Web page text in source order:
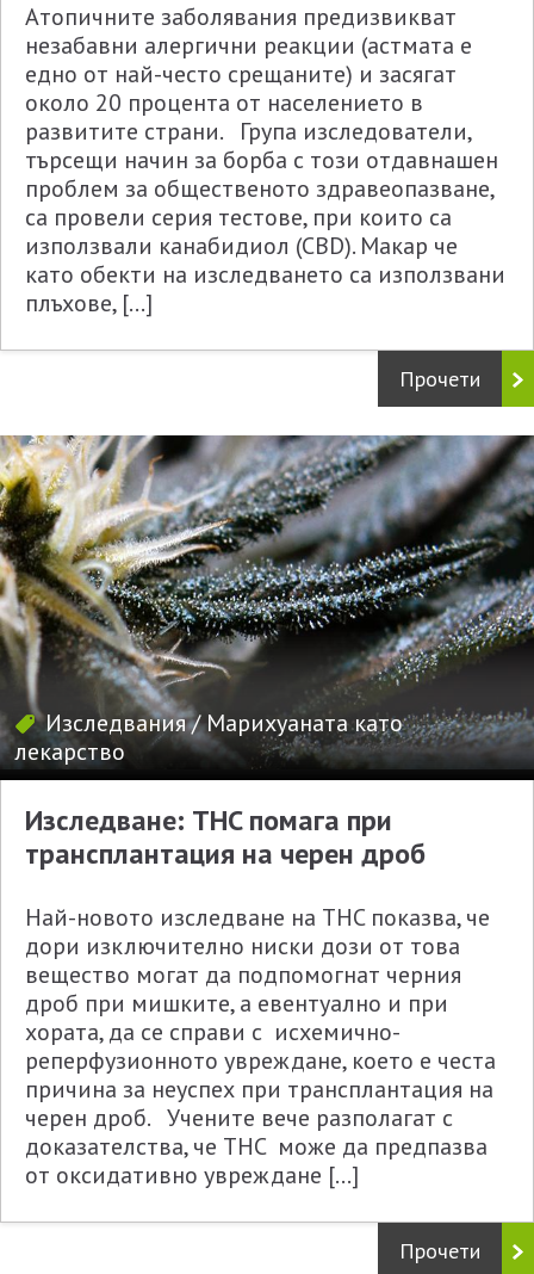
Атопичните заболявания предизвикват
незабавни алергични реакции (астмата е
едно от най-често срещаните) и засягат
около 20 процента от населението в
развитите страни. Група изследователи,
търсещи начин за борба с този отдавнашен
проблем за общественото здравеопазване,
са провели серия тестове, при които са
използвали канабидиол (CBD). Макар че
като обекти на изследването са използвани
плъхове, […]
Прочети
Изследвания/Марихуаната като
лекарство
Изследване: THC помага при
трансплантация на черен дроб
Най-новото изследване на THC показва, че
дори изключително ниски дози от това
вещество могат да подпомогнат черния
дроб при мишките, а евентуално и при
хората, да се справи с исхемично-
реперфузионното увреждане, което е честа
причина за неуспех при трансплантация на
черен дроб. Учените вече разполагат с
доказателства, че THC може да предпазва
от оксидативно увреждане […]
Прочети